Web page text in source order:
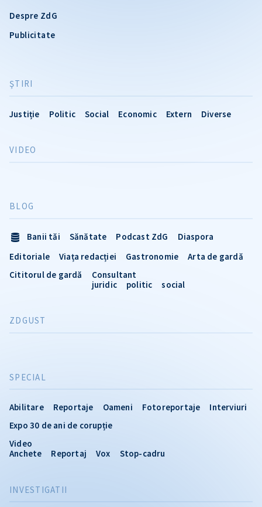
Despre ZdG
Publicitate
ŞTIRI
Justiție Politic Social Economic Extern Diverse
INVESTIGATII
VIDEO
SPECIAL
Abilitare Reportaje Oameni Fotoreportaje
Interviuri
Expo 30 de ani de corupție
Video
Anchete
Reportaj Vox Stop-cadru
BLOG
Banii tăi Sănătate Podcast ZdG
Diaspora
Editoriale
Viața redacției Gastronomie
Arta de gardă
Cititorul de gardă
Consultant
juridic
politic social
ZDGUST